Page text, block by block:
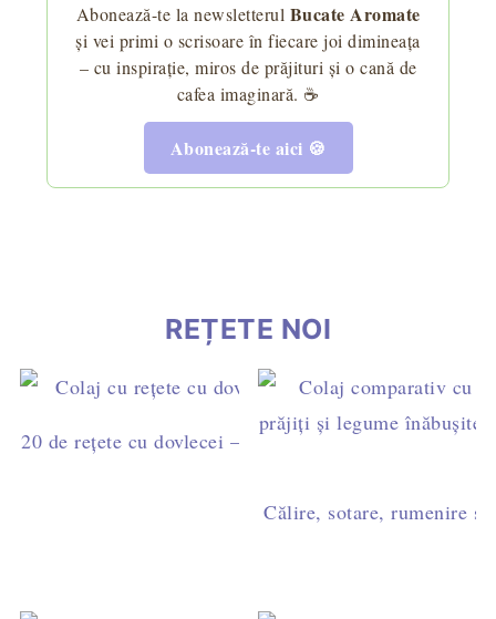
Abonează-te la newsletterul Bucate Aromate
și vei primi o scrisoare în fiecare joi dimineața
– cu inspirație, miros de prăjituri și o cană de
cafea imaginară. ☕
Abonează-te aici 🍪
REȚETE NOI
20 de rețete cu dovlecei – idei simple pentru mic
Călire, sotare, rumenire